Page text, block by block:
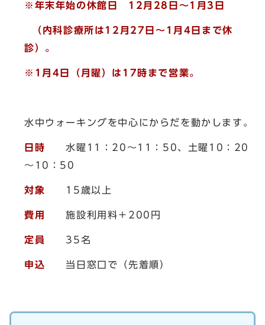
※年末年始の休館日 12月28日～1月3日
（内科診療所は12月27日～1月4日まで休
診）。
※1月4日（月曜）は17時まで営業。
水中ウォーキングを中心にからだを動かします。
日時 水曜11：20～11：50、土曜10：20
～10：50
対象 15歳以上
費用 施設利用料＋200円
定員 35名
申込 当日窓口で（先着順）